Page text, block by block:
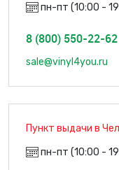
пн-пт (10:00 -
8 (800) 550-22-62
sale@vinyl4you.ru
Пункт выдачи в
пн-пт (10:00 -